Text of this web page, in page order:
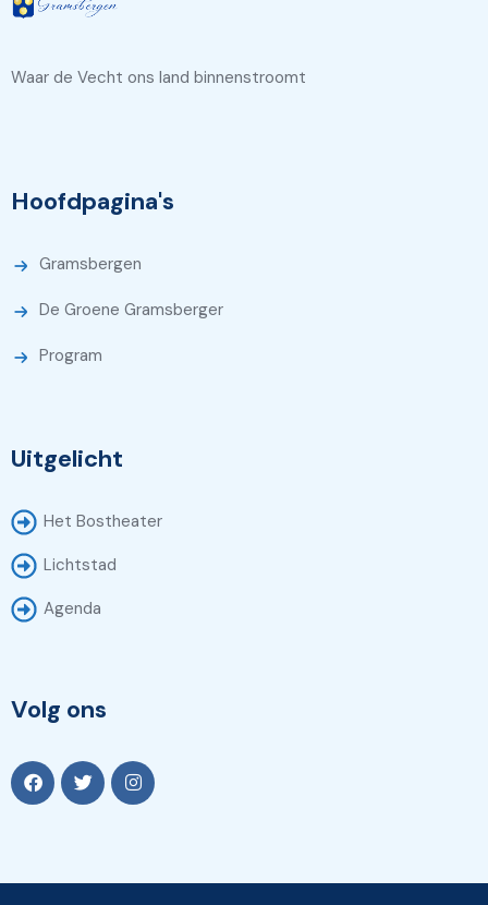
Waar de Vecht ons land binnenstroomt
Hoofdpagina's
Gramsbergen
De Groene Gramsberger
Program
Uitgelicht
Het Bostheater
Lichtstad
Agenda
Volg ons